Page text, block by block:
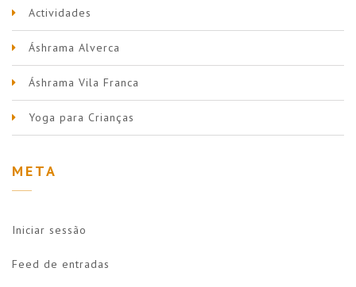
Actividades
Áshrama Alverca
Áshrama Vila Franca
Yoga para Crianças
META
Iniciar sessão
Feed de entradas